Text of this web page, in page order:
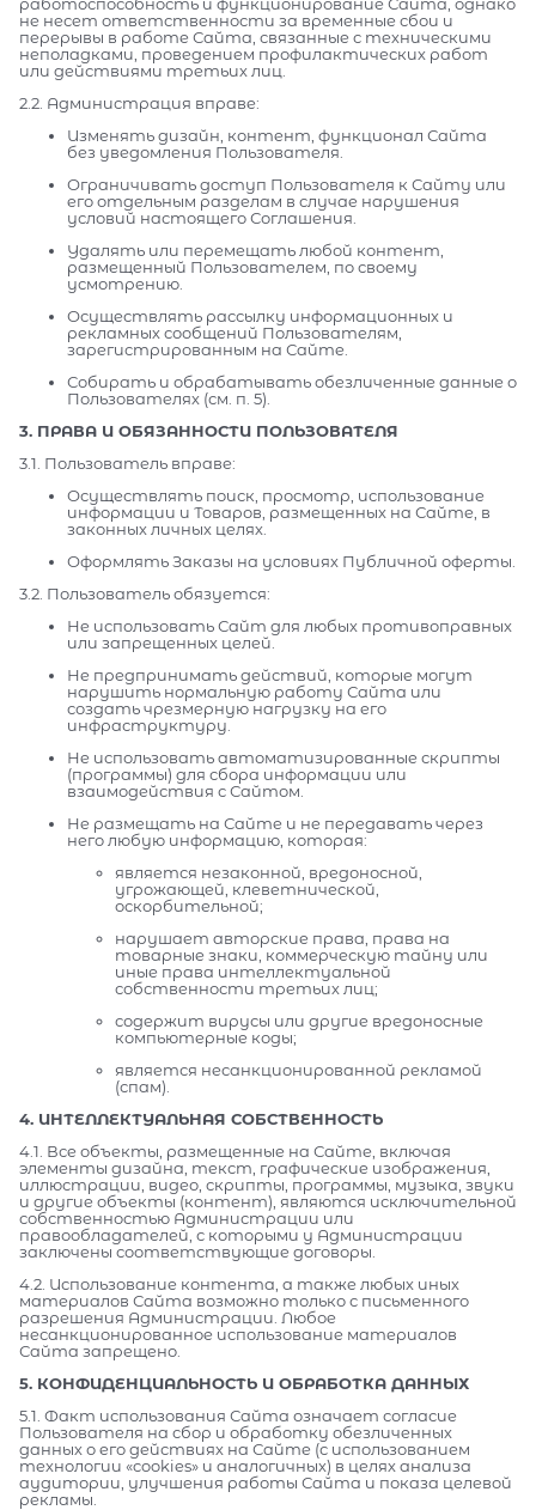
не несет ответственности за временные сбои и
перерывы в работе Сайта, связанные с техническими
неполадками, проведением профилактических работ
или действиями третьих лиц.
2.2. Администрация вправе:
Изменять дизайн, контент, функционал Сайта
без уведомления Пользователя.
Ограничивать доступ Пользователя к Сайту или
его отдельным разделам в случае нарушения
условий настоящего Соглашения.
Удалять или перемещать любой контент,
размещенный Пользователем, по своему
усмотрению.
Осуществлять рассылку информационных и
рекламных сообщений Пользователям,
зарегистрированным на Сайте.
Собирать и обрабатывать обезличенные данные о
Пользователях (см. п. 5).
3. ПРАВА И ОБЯЗАННОСТИ ПОЛЬЗОВАТЕЛЯ
3.1. Пользователь вправе:
Осуществлять поиск, просмотр, использование
информации и Товаров, размещенных на Сайте, в
законных личных целях.
Оформлять Заказы на условиях Публичной оферты.
3.2. Пользователь обязуется:
Не использовать Сайт для любых противоправных
или запрещенных целей.
Не предпринимать действий, которые могут
нарушить нормальную работу Сайта или
создать чрезмерную нагрузку на его
инфраструктуру.
Не использовать автоматизированные скрипты
(программы) для сбора информации или
взаимодействия с Сайтом.
Не размещать на Сайте и не передавать через
него любую информацию, которая:
является незаконной, вредоносной,
угрожающей, клеветнической,
оскорбительной;
нарушает авторские права, права на
товарные знаки, коммерческую тайну или
иные права интеллектуальной
собственности третьих лиц;
содержит вирусы или другие вредоносные
компьютерные коды;
является несанкционированной рекламой
(спам).
4. ИНТЕЛЛЕКТУАЛЬНАЯ СОБСТВЕННОСТЬ
4.1. Все объекты, размещенные на Сайте, включая
элементы дизайна, текст, графические изображения,
иллюстрации, видео, скрипты, программы, музыка, звуки
и другие объекты (контент), являются исключительной
собственностью Администрации или
правообладателей, с которыми у Администрации
заключены соответствующие договоры.
4.2. Использование контента, а также любых иных
материалов Сайта возможно только с письменного
разрешения Администрации. Любое
несанкционированное использование материалов
Сайта запрещено.
5. КОНФИДЕНЦИАЛЬНОСТЬ И ОБРАБОТКА ДАННЫХ
5.1. Факт использования Сайта означает согласие
Пользователя на сбор и обработку обезличенных
данных о его действиях на Сайте (с использованием
технологии «cookies» и аналогичных) в целях анализа
аудитории, улучшения работы Сайта и показа целевой
рекламы.